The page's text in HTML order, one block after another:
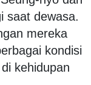
saat dewasa.
mereka
kondisi
kehidupan